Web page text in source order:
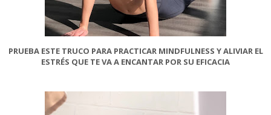
PRUEBA ESTE TRUCO PARA PRACTICAR MINDFULNESS Y ALIVIAR EL
ESTRÉS QUE TE VA A ENCANTAR POR SU EFICACIA